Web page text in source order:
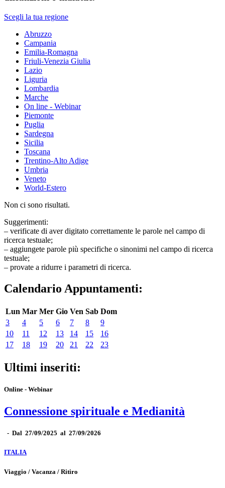
Scegli la tua regione
Abruzzo
Campania
Emilia-Romagna
Friuli-Venezia Giulia
Lazio
Liguria
Lombardia
Marche
On line - Webinar
Piemonte
Puglia
Sardegna
Sicilia
Toscana
Trentino-Alto Adige
Umbria
Veneto
World-Estero
Non ci sono risultati.
Suggerimenti:
– verificate di aver digitato correttamente le parole nel campo di
ricerca testuale;
– aggiungete parole più specifiche o sinonimi nel campo di ricerca
testuale;
– provate a ridurre i parametri di ricerca.
Calendario Appuntamenti:
Lun Mar Mer Gio Ven Sab Dom
3
4 5 6 7 8
9
10
11 12 13 14 15
16
17
18 19 20 21 22 23
Ultimi inseriti:
Online - Webinar
Connessione spirituale e Medianità
- Dal 27/09/2025 al 27/09/2026
ITALIA
Viaggio / Vacanza / Ritiro